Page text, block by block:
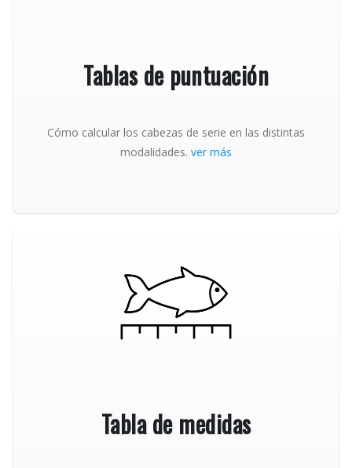
Tablas de puntuación
Cómo calcular los cabezas de serie en las distintas
modalidades. ver más
Tabla de medidas